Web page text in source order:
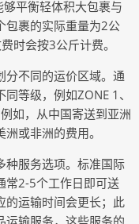
平衡轻体积大包裹与
包裹的实际重量为2公
时会按3公斤计费。
分不同的运价区域。通
等级，例如ZONE 1、
如，从中国寄送到亚洲
或非洲的费用。
种服务选项。标准国际
常2-5个工作日即可送
的运输时间会更长；此
运输服务，这些服务的